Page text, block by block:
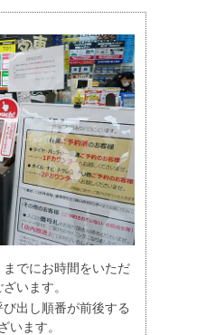
でにお時間をいただ
います。
出し順番が前後する
います。